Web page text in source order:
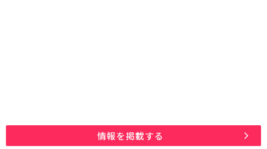
情報を掲載する